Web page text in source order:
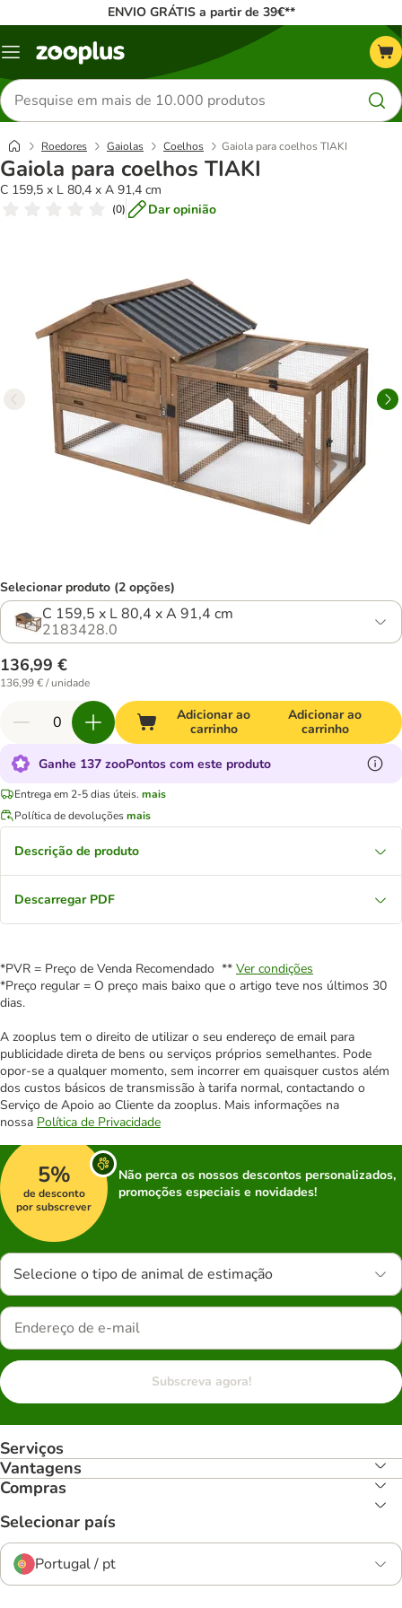
ENVIO GRÁTIS a partir de 39€**
Menu
Pesquisar
produtos
Roedores Gaiolas Coelhos Gaiola para coelhos TIAKI
Gaiola para coelhos TIAKI
C 159,5 x L 80,4 x A 91,4 cm
(0) Dar opinião
Selecionar produto (2 opções)
C 159,5 x L 80,4 x A 91,4 cm
2183428.0
136,99 €
136,99 € / unidade
Adicionar ao
carrinho
Adicionar ao
carrinho
Ganhe 137 zooPontos com este produto
Entrega em 2-5 dias úteis. mais
Política de devoluçõesmais
Descrição de produto
Descarregar PDF
*PVR = Preço de Venda Recomendado ** Ver condições
*Preço regular = O preço mais baixo que o artigo teve nos últimos 30
dias.
A zooplus tem o direito de utilizar o seu endereço de email para
publicidade direta de bens ou serviços próprios semelhantes. Pode
opor-se a qualquer momento, sem incorrer em quaisquer custos além
dos custos básicos de transmissão à tarifa normal, contactando o
Serviço de Apoio ao Cliente da zooplus. Mais informações na
nossa Política de Privacidade
5%
de desconto
por subscrever
Não perca os nossos descontos personalizados,
promoções especiais e novidades!
Selecione o tipo de animal de estimação
Subscreva agora!
Serviços
Vantagens
Compras
Selecionar país
Portugal / pt